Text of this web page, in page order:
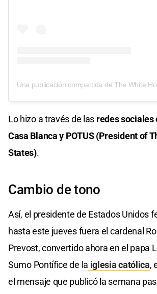
Lo hizo a través de las redes sociales
Casa Blanca y POTUS (President of
States).
Cambio de tono
Así, el presidente de Estados Unidos
hasta este jueves fuera el cardenal
Prevost, convertido ahora en el papa
Sumo Pontífice de la iglesia católica,
el mensaje que publicó la semana